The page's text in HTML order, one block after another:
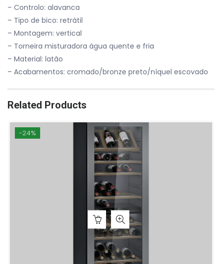
– Controlo: alavanca
– Tipo de bico: retrátil
– Montagem: vertical
– Torneira misturadora água quente e fria
– Material: latão
– Acabamentos: cromado/bronze preto/níquel escovado
Related Products
-24%